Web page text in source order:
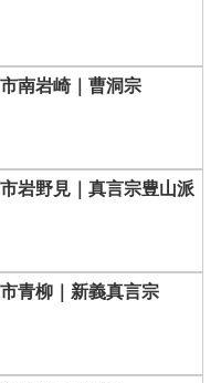
南岩崎｜曹洞宗
岩野見｜真言宗豊山派
青柳｜新義真言宗